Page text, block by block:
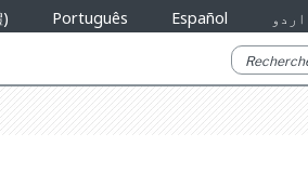
Português Español اردو